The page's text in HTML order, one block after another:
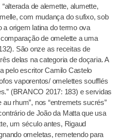
de alemette, alumette,
com mudança do sufixo, sob
a origem latina do termo ova
de omelette a uma
São onze as receitas de
delas na categoria de doçaria. A
pelo escritor Camilo Castelo
vaporentos/ omelettes soufflés
(BRANCO 2017: 183) e servidas
rhum”, nos “entremets sucrés”
de João da Matta que usa
um século antes, Rigaud
omeletas, remetendo para